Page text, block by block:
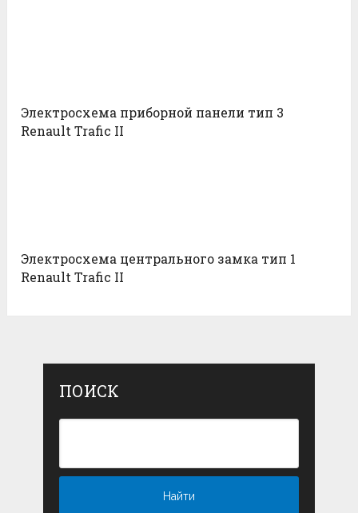
Электросхема приборной панели тип 3
Renault Trafic II
Электросхема центрального замка тип 1
Renault Trafic II
ПОИСК